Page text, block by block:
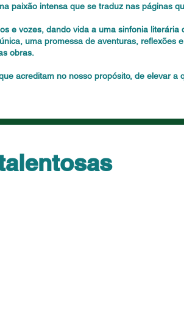
paixão intensa que se traduz nas páginas
e vozes, dando vida a uma sinfonia literária
uma promessa de aventuras, reflexões
obras.
acreditam no nosso propósito, de elevar a